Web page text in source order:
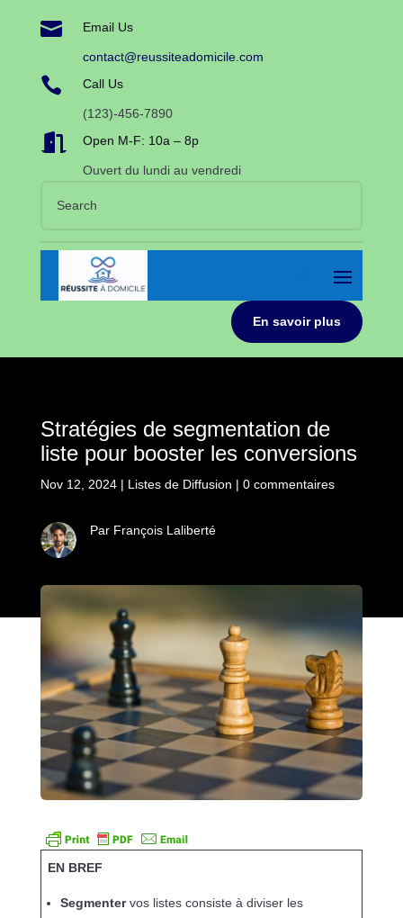
 Email Us
contact@reussiteadomicile.com
 Call Us
(123)-456-7890
 Open M-F: 10a – 8p
Ouvert du lundi au vendredi
En savoir plus
Stratégies de segmentation de
liste pour booster les conversions
Nov 12, 2024| Listes de Diffusion | 0 commentaires
Par François Laliberté
EN BREF
Segmentervos listes consiste à diviser les